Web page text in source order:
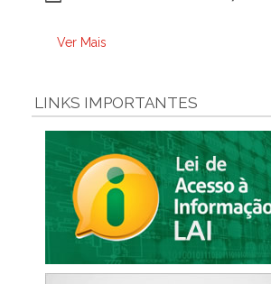
Ver Mais
LINKS IMPORTANTES